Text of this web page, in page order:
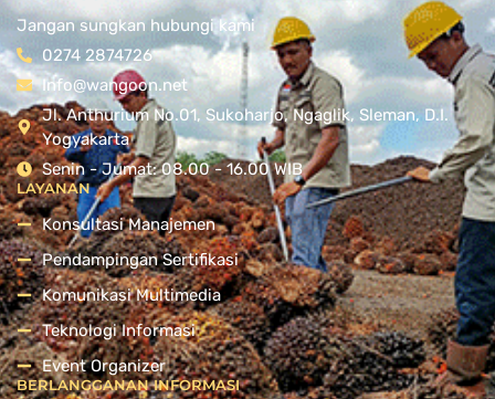
Jangan sungkan hubungi kami
0274 2874726
Info@wangoon.net
Jl. Anthurium No.01, Sukoharjo, Ngaglik, Sleman, D.I.
Yogyakarta
Senin - Jumat: 08.00 - 16.00 WIB
LAYANAN
Konsultasi Manajemen
Pendampingan Sertifikasi
Komunikasi Multimedia
Teknologi Informasi
Event Organizer
BERLANGGANAN INFORMASI